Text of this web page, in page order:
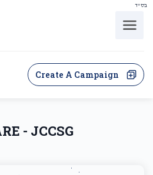
בס"ד
Create A Campaign
- JCCSG